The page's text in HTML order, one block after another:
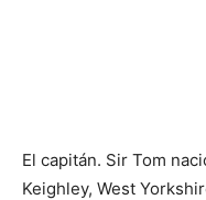
El capitán. Sir Tom
Keighley, West